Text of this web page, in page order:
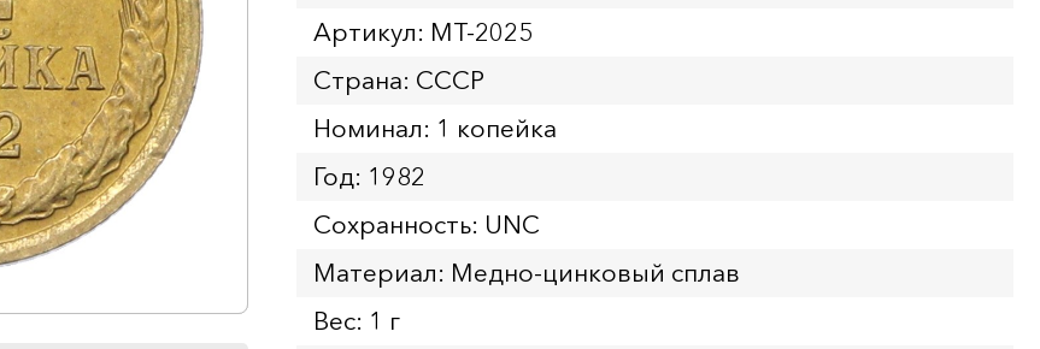
Артикул: MT-2025
Страна: СССР
Номинал: 1 копейка
Год: 1982
Сохранность: UNC
Материал: Медно-цинковый сплав
Вес: 1 г